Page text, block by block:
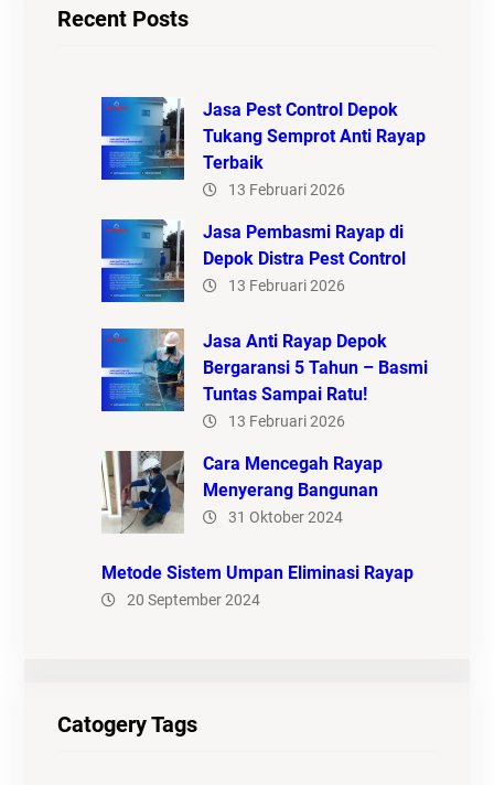
Recent Posts
Jasa Pest Control Depok
Tukang Semprot Anti Rayap
Terbaik
13 Februari 2026
Jasa Pembasmi Rayap di
Depok Distra Pest Control
13 Februari 2026
Jasa Anti Rayap Depok
Bergaransi 5 Tahun – Basmi
Tuntas Sampai Ratu!
13 Februari 2026
Cara Mencegah Rayap
Menyerang Bangunan
31 Oktober 2024
Metode Sistem Umpan Eliminasi Rayap
20 September 2024
Catogery Tags